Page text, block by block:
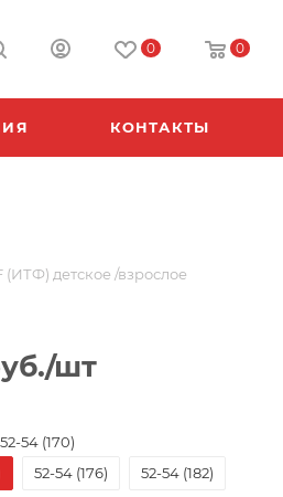
0 0
КОНТАКТЫ
детское /взрослое
/шт
52-54 (170)
52-54 (176) 52-54 (182)